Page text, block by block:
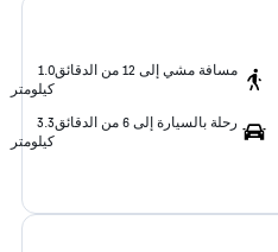
مسافة مشي إلى 12 من الدقائق
1.0
كيلومتر
رحلة بالسيارة إلى 6 من الدقائق
3.3
كيلومتر